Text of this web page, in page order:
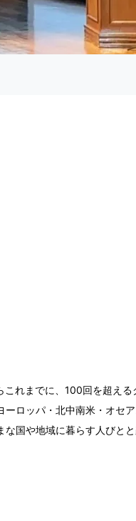
れまでに、100回を超え
ーロッパ・北中南米・オセ
国や地域に暮らす人びと